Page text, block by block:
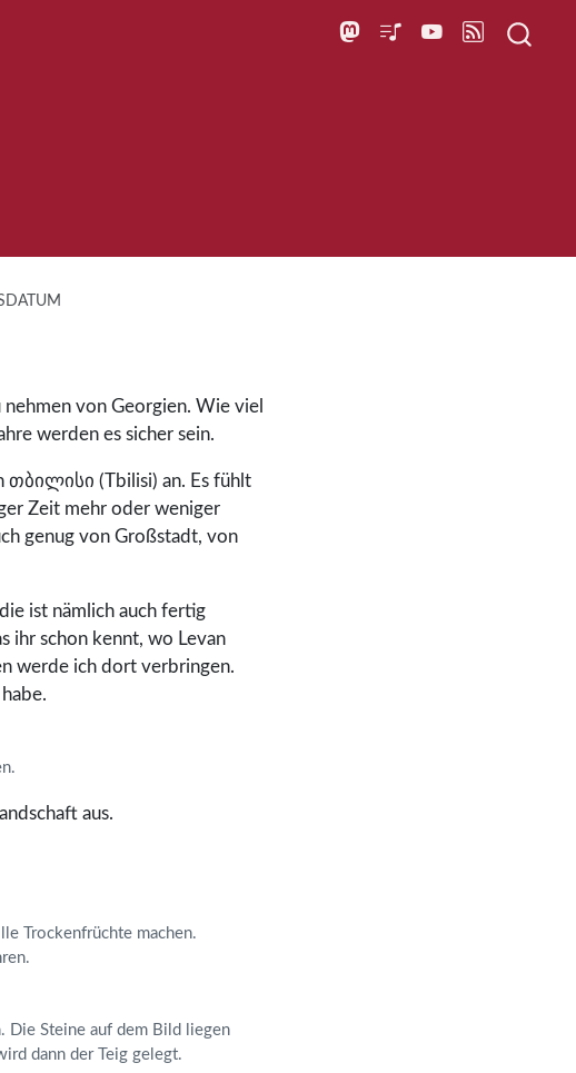
von Georgien. Wie viel
werden es sicher sein.
თბილისი (Tbilisi) an. Es fühlt
Zeit mehr oder weniger
genug von Großstadt, von
ist nämlich auch fertig
ihr schon kennt, wo Levan
werde ich dort verbringen.
aus.
Trockenfrüchte machen.
Die Steine auf dem Bild liegen
dann der Teig gelegt.